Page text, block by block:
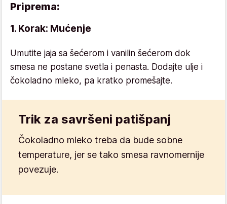
Priprema:
1. Korak: Mućenje
Umutite jaja sa šećerom i vanilin šećerom dok
smesa ne postane svetla i penasta. Dodajte ulje i
čokoladno mleko, pa kratko promešajte.
Trik za savršeni patišpanj
Čokoladno mleko treba da bude sobne
temperature, jer se tako smesa ravnomernije
povezuje.